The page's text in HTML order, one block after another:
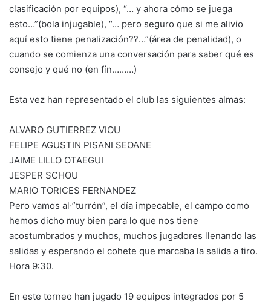
clasificación por equipos), “… y ahora cómo se juega
esto…”(bola injugable), “… pero seguro que si me alivio
aquí esto tiene penalización??…”(área de penalidad), o
cuando se comienza una conversación para saber qué es
consejo y qué no (en fín………)
Esta vez han representado el club las siguientes almas:
ALVARO GUTIERREZ VIOU
FELIPE AGUSTIN PISANI SEOANE
JAIME LILLO OTAEGUI
JESPER SCHOU
MARIO TORICES FERNANDEZ
Pero vamos al·”turrón”, el día impecable, el campo como
hemos dicho muy bien para lo que nos tiene
acostumbrados y muchos, muchos jugadores llenando las
salidas y esperando el cohete que marcaba la salida a tiro.
Hora 9:30.
En este torneo han jugado 19 equipos integrados por 5